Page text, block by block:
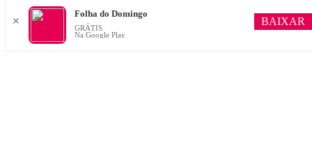
✕
Folha do Domingo
GRÁTIS
Na Google Play
BAIXAR